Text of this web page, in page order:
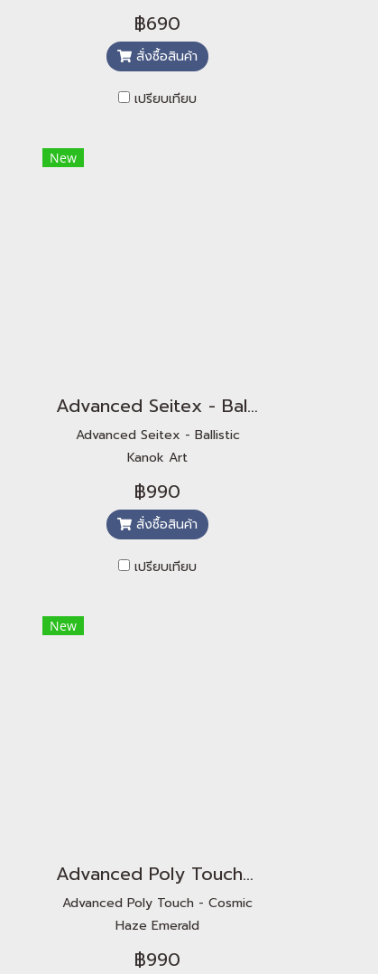
฿690
สั่งซื้อสินค้า
เปรียบเทียบ
New
Advanced Seitex - Ballistic Kanok Art
Advanced Seitex - Ballistic
Kanok Art
฿990
สั่งซื้อสินค้า
เปรียบเทียบ
New
Advanced Poly Touch - Cosmic Haze Emerald
Advanced Poly Touch - Cosmic
Haze Emerald
฿990